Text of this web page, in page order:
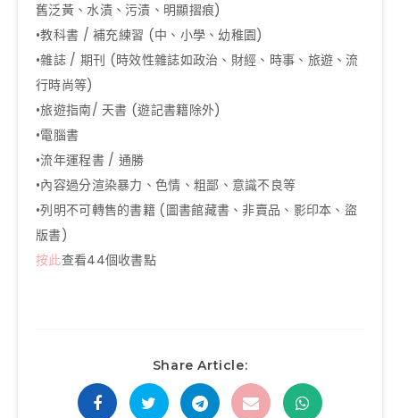
舊泛黃、水漬、污漬、明顯摺痕)
•教科書 / 補充練習 (中、小學、幼稚園)
•雜誌 / 期刊 (時效性雜誌如政治、財經、時事、旅遊、流
行時尚等)
•旅遊指南/ 天書 (遊記書籍除外)
•電腦書
•流年運程書 / 通勝
•內容過分渲染暴力、色情、粗鄙、意識不良等
•列明不可轉售的書籍 (圖書館藏書、非賣品、影印本、盜
版書)
按此查看44個收書點
Share Article: